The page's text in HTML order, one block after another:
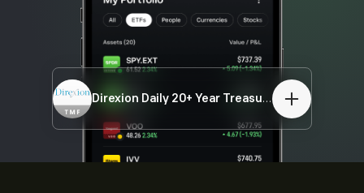
Direxion Daily 20+ Year Treasury Bull 3X ETF